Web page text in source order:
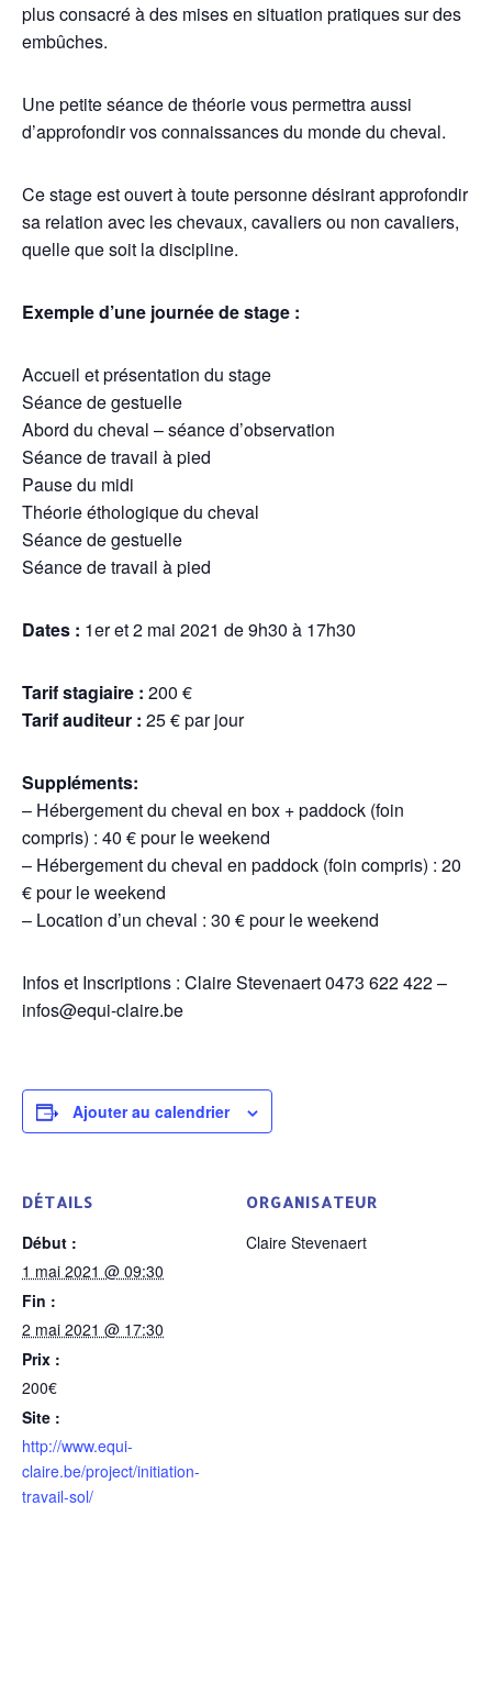
plus consacré à des mises en situation pratiques sur des
embûches.
Une petite séance de théorie vous permettra aussi
d’approfondir vos connaissances du monde du cheval.
Ce stage est ouvert à toute personne désirant approfondir
sa relation avec les chevaux, cavaliers ou non cavaliers,
quelle que soit la discipline.
Exemple d’une journée de stage :
Accueil et présentation du stage
Séance de gestuelle
Abord du cheval – séance d’observation
Séance de travail à pied
Pause du midi
Théorie éthologique du cheval
Séance de gestuelle
Séance de travail à pied
Dates : 1er et 2 mai 2021 de 9h30 à 17h30
Tarif stagiaire : 200 €
Tarif auditeur : 25 € par jour
Suppléments:
– Hébergement du cheval en box + paddock (foin
compris) : 40 € pour le weekend
– Hébergement du cheval en paddock (foin compris) : 20
€ pour le weekend
– Location d’un cheval : 30 € pour le weekend
Infos et Inscriptions : Claire Stevenaert 0473 622 422 –
infos@equi-claire.be
Ajouter au calendrier
DÉTAILS
Début :
1 mai 2021 @ 09:30
Fin :
2 mai 2021 @ 17:30
Prix :
200€
Site :
http://www.equi-
claire.be/project/initiation-
travail-sol/
ORGANISATEUR
Claire Stevenaert